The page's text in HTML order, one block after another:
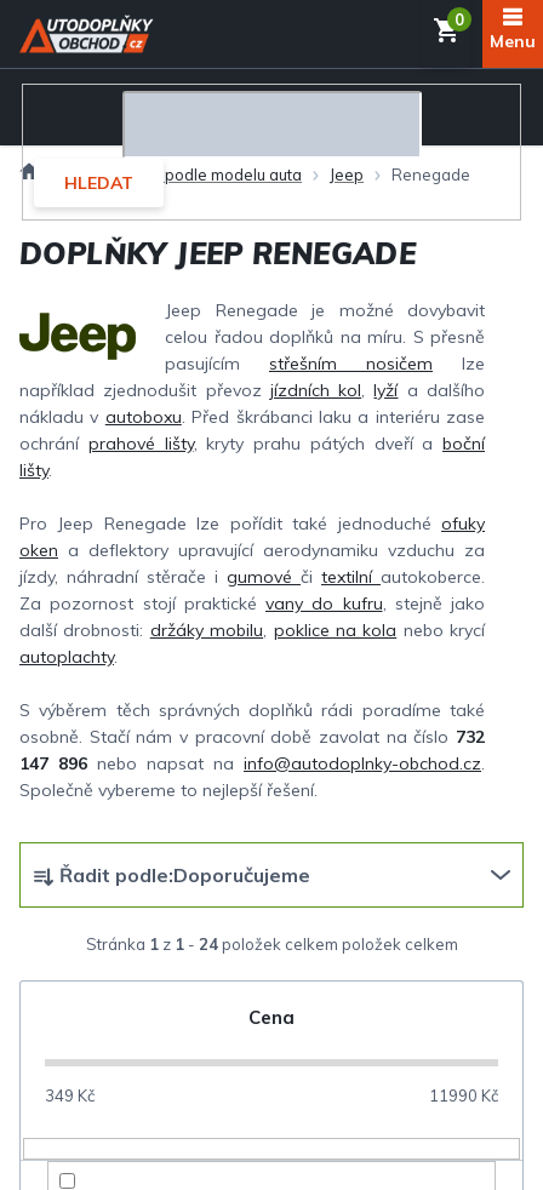
Přejít
obsah
HLEDAT
Autodoplňky podle modelu auta Jeep Renegade
DOPLŇKY JEEP RENEGADE
Jeep Renegade je možné dovybavit
celou řadou doplňků na míru. S přesně
pasujícím střešním nosičem lze
například zjednodušit převoz jízdních kol,lyžía dalšího
nákladu v autoboxu. Před škrábanci laku a interiéru zase
ochrání prahové lišty, kryty prahu pátých dveří a boční
lišty.
Pro Jeep Renegade lze pořídit také jednoduché ofuky
oken a deflektory upravující aerodynamiku vzduchu za
jízdy, náhradní stěrače i gumové či textilní autokoberce.
Za pozornost stojí praktické vany do kufru, stejně jako
další drobnosti: držáky mobilu, poklice na kola nebo krycí
autoplachty.
S výběrem těch správných doplňků rádi poradíme také
osobně. Stačí nám v pracovní době zavolat na číslo 732
147 896 nebo napsat na info@autodoplnky-obchod.cz.
Společně vybereme to nejlepší řešení.
Stránka 1z 1- 24položek celkem
a
e
o
Řadit podle:Doporučujeme
Cena
349 Kč 11990 Kč